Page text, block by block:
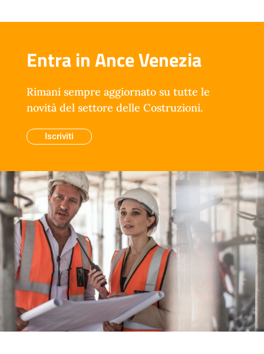
Entra in Ance Venezia
Rimani sempre aggiornato su tutte le
novità del settore delle Costruzioni.
Iscriviti